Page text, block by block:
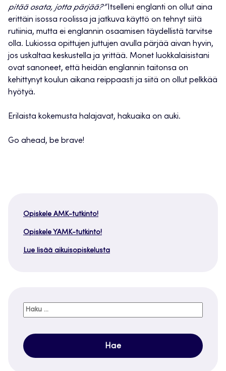
pitää osata, jotta pärjää?”Itselleni englanti on ollut aina
erittäin isossa roolissa ja jatkuva käyttö on tehnyt siitä
rutiinia, mutta ei englannin osaamisen täydellistä tarvitse
olla. Lukiossa opittujen juttujen avulla pärjää aivan hyvin,
jos uskaltaa keskustella ja yrittää. Monet luokkalaisistani
ovat sanoneet, että heidän englannin taitonsa on
kehittynyt koulun aikana reippaasti ja siitä on ollut pelkkää
hyötyä.
Erilaista kokemusta halajavat, hakuaika on auki.
Go ahead, be brave!
Opiskele AMK-tutkinto!
Opiskele YAMK-tutkinto!
Lue lisää aikuisopiskelusta
Haku: